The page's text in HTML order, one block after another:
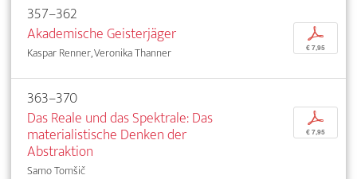
357–362
Akademische Geisterjäger
Kaspar Renner, Veronika Thanner
p
€ 7,95
363–370
Das Reale und das Spektrale: Das
materialistische Denken der
Abstraktion
Samo Tomšič
p
€ 7,95